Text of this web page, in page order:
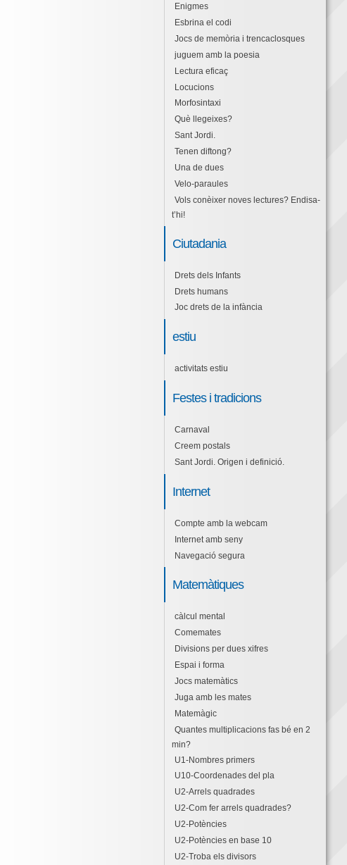
Enigmes
Esbrina el codi
Jocs de memòria i trencaclosques
juguem amb la poesia
Lectura eficaç
Locucions
Morfosintaxi
Què llegeixes?
Sant Jordi.
Tenen diftong?
Una de dues
Velo-paraules
Vols conèixer noves lectures? Endisa-
t’hi!
Ciutadania
Drets dels Infants
Drets humans
Joc drets de la infància
estiu
activitats estiu
Festes i tradicions
Carnaval
Creem postals
Sant Jordi. Origen i definició.
Internet
Compte amb la webcam
Internet amb seny
Navegació segura
Matemàtiques
càlcul mental
Comemates
Divisions per dues xifres
Espai i forma
Jocs matemàtics
Juga amb les mates
Matemàgic
Quantes multiplicacions fas bé en 2
min?
U1-Nombres primers
U10-Coordenades del pla
U2-Arrels quadrades
U2-Com fer arrels quadrades?
U2-Potències
U2-Potències en base 10
U2-Troba els divisors